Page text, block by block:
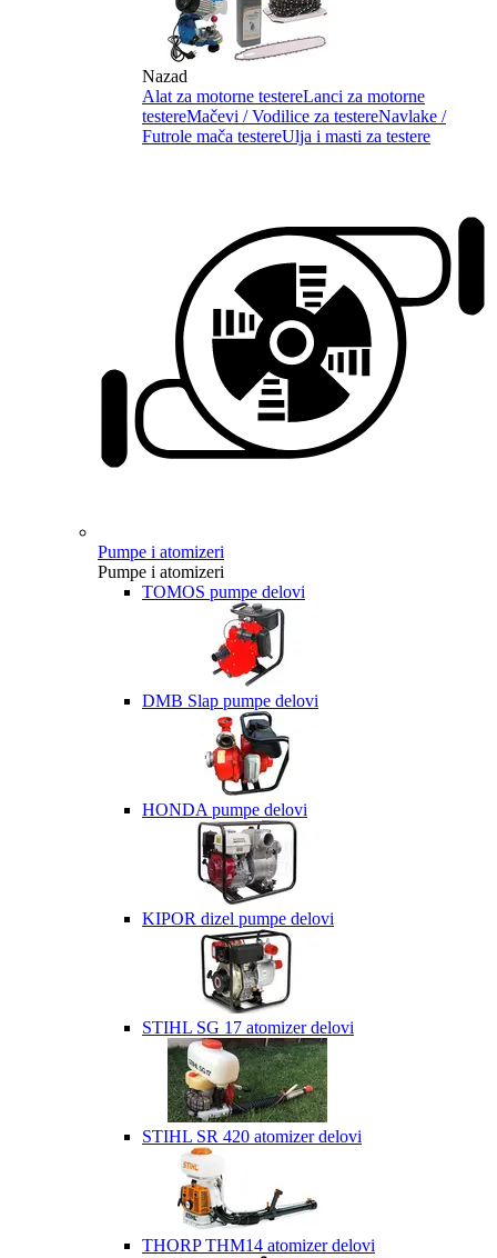
Nazad
Alat za motorne testereLanci za motorne
testereMačevi / Vodilice za testereNavlake /
Futrole mača testereUlja i masti za testere
Pumpe i atomizeri
Pumpe i atomizeri
TOMOS pumpe delovi
DMB Slap pumpe delovi
HONDA pumpe delovi
KIPOR dizel pumpe delovi
STIHL SG 17 atomizer delovi
STIHL SR 420 atomizer delovi
THORP THM14 atomizer delovi